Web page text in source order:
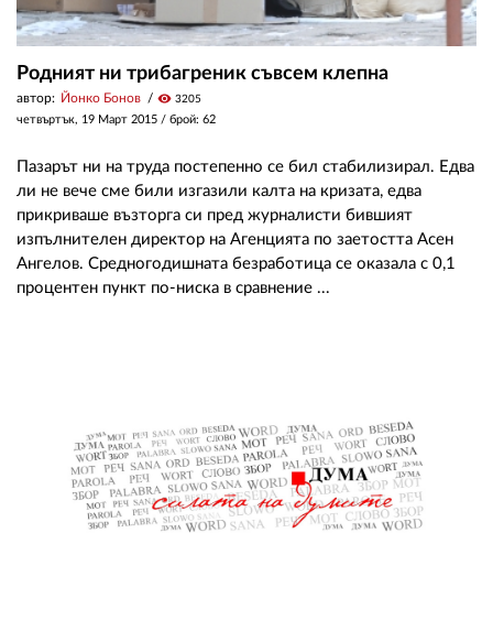
Родният ни трибагреник съвсем клепна
автор: Йонко Бонов visibility 3205
четвъртък, 19 Март 2015 / брой: 62
Пазарът ни на труда постепенно се бил стабилизирал. Едва
ли не вече сме били изгазили калта на кризата, едва
прикриваше възторга си пред журналисти бившият
изпълнителен директор на Агенцията по заетостта Асен
Ангелов. Средногодишната безработица се оказала с 0,1
процентен пункт по-ниска в сравнение ...